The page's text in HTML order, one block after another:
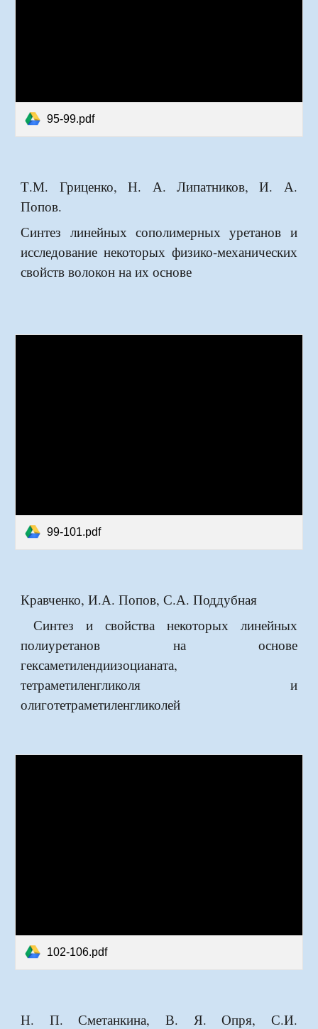
95-99.pdf
Т.М. Гриценко, Н. А. Липатников, И. А.
Попов.
Синтез линейных сополимерных уретанов и
исследование некоторых физико-механических
свойств волокон на их основе
99-101.pdf
Кравченко, И.А. Попов, С.А. Поддубная
Синтез и свойства некоторых линейных
полиуретанов на основе
гексаметилендиизоцианата,
тетраметиленгликоля и
олиготетраметиленгликолей
102-106.pdf
Н. П. Сметанкина, В. Я. Опря, С.И.